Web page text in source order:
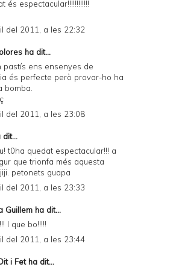
és espectacular!!!!!!!!!!!!
del 2011, a les 22:32
ha dit...
pastís ens ensenyes de
és perfecte però provar-ho ha
bomba.
del 2011, a les 23:08
dit...
t0ha quedat espectacular!!! a
que trionfa més aquesta
petonets guapa
del 2011, a les 23:33
Guillem ha dit...
I que bo!!!!!
del 2011, a les 23:44
i Fetha dit...